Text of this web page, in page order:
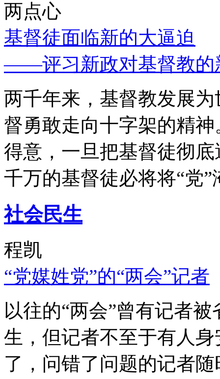
两点心
基督徒面临新的大逼迫
——评习新政对基督教的
两千年来，基督教发展
督勇敢走向十字架的精
得意，一旦把基督徒彻
千万的基督徒必将将“党”
社会民生
程凯
“党媒姓党”的“两会”记者
以往的“两会”曾有记者
生，但记者不至于有人
了，问错了问题的记者